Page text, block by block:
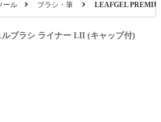
ール ブラシ・筆 LEAFGEL
ブラシ ライナー LII (キャップ付)